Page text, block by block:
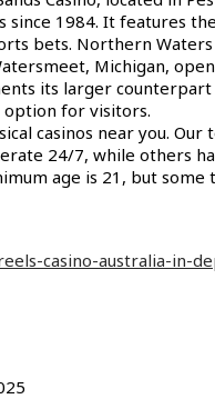
since 1984. It features
bets. Northern Waters
Michigan,
its larger
for visitors.
casinos near you.
24/7, while others
age is 21, but
casino-australia-in-